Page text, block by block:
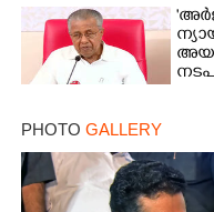
PHOTO GALLERY